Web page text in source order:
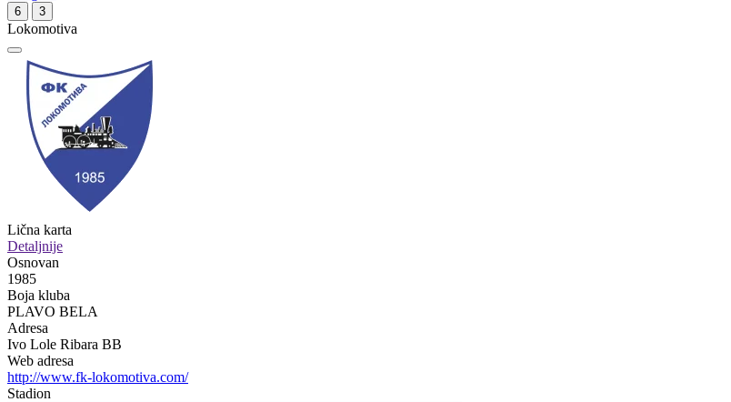
6 3
Lokomotiva
Lična karta
Detaljnije
Osnovan
1985
Boja kluba
PLAVO BELA
Adresa
Ivo Lole Ribara BB
Web adresa
http://www.fk-lokomotiva.com/
Stadion